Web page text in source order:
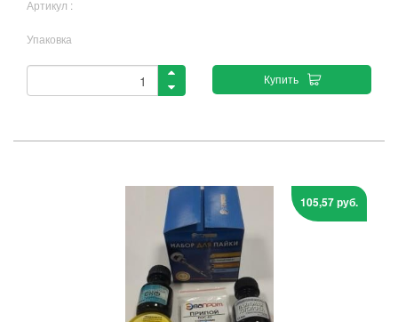
Артикул :
Упаковка
Купить
105,57 руб.